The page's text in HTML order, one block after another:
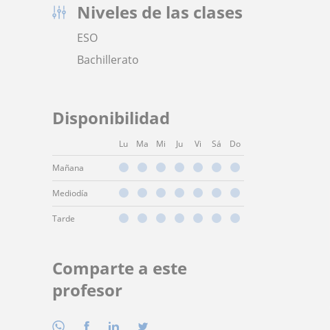
Niveles de las clases
ESO
Bachillerato
Disponibilidad
Lu Ma Mi Ju Vi Sá Do
Mañana
Mediodía
Tarde
Comparte a este
profesor